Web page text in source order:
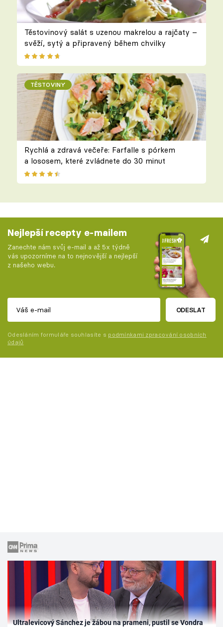
Těstovinový salát s uzenou makrelou a rajčaty –
svěží, sytý a připravený během chvilky
TĚSTOVINY
Rychlá a zdravá večeře: Farfalle s pórkem
a lososem, které zvládnete do 30 minut
Nejlepší recepty e-mailem
Zanechte nám svůj e-mail a až 5x týdně
vás upozorníme na to nejnovější a nejlepší
z našeho webu.
ODESLAT
Odesláním formuláře souhlasíte s podmínkami zpracování osobních
údajů
Ultralevicový Sánchez je žábou na prameni, pustil se Vondra